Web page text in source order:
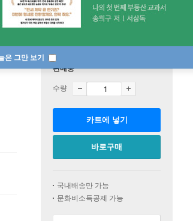
은 그만 보기
Leadership Moments from NASA
영학 top100 2주
판매중
수량
카트에 넣기
바로구매
국내배송만 가능
문화비소득공제 가능